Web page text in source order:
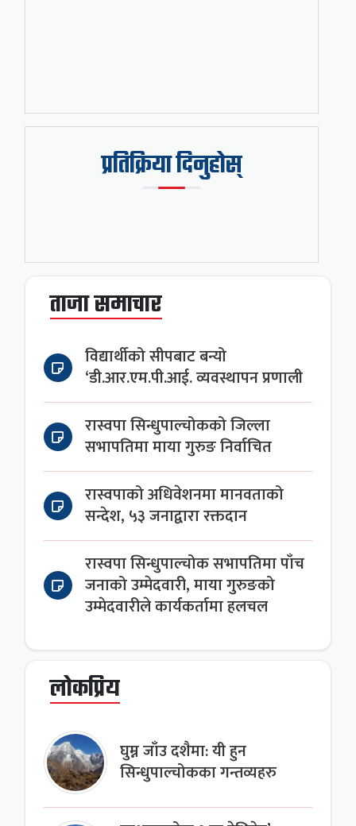
प्रतिक्रिया दिनुहोस्
ताजा समाचार
विद्यार्थीको सीपबाट बन्यो
‘डी.आर.एम.पी.आई. व्यवस्थापन प्रणाली
रास्वपा सिन्धुपाल्चोकको जिल्ला
सभापतिमा माया गुरुङ निर्वाचित
रास्वपाको अधिवेशनमा मानवताको
सन्देश, ५३ जनाद्वारा रक्तदान
रास्वपा सिन्धुपाल्चोक सभापतिमा पाँच
जनाको उम्मेदवारी, माया गुरुङको
उम्मेदवारीले कार्यकर्तामा हलचल
लोकप्रिय
घुम्न जाँउ दशैमा: यी हुन
सिन्धुपाल्चोकका गन्तव्यहरु